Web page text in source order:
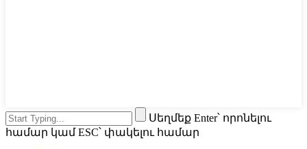
Սեղմեք Enter՝ որոնելու
համար կամ ESC՝ փակելու համար